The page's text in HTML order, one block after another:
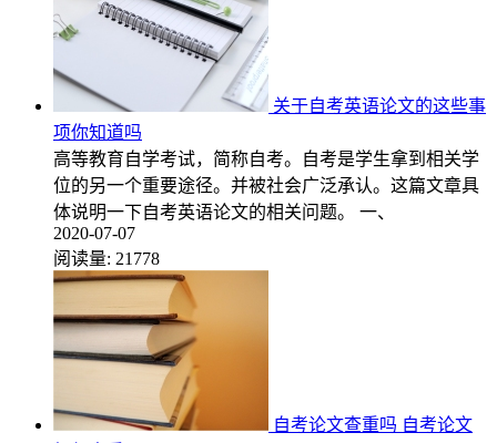
关于自考英语论文的这些事
项你知道吗
高等教育自学考试，简称自考。自考是学生拿到相关学
位的另一个重要途径。并被社会广泛承认。这篇文章具
体说明一下自考英语论文的相关问题。 一、
2020-07-07
阅读量: 21778
自考论文查重吗 自考论文